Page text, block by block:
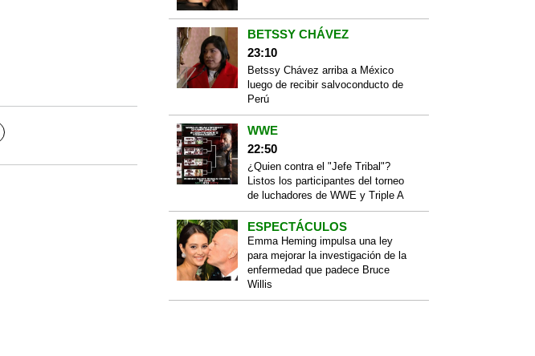
BETSSY CHÁVEZ
23:10
Betssy Chávez arriba a México
luego de recibir salvoconducto de
Perú
WWE
22:50
¿Quien contra el "Jefe Tribal"?
Listos los participantes del torneo
de luchadores de WWE y Triple A
ESPECTÁCULOS
Emma Heming impulsa una ley
para mejorar la investigación de la
enfermedad que padece Bruce
Willis